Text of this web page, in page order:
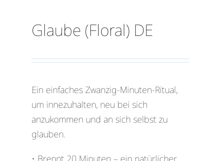
Glaube (Floral) DE
Ein einfaches Zwanzig-Minuten-Ritual,
um innezuhalten, neu bei sich
anzukommen und an sich selbst zu
glauben.
• Brennt 20 Minuten – ein natürlicher